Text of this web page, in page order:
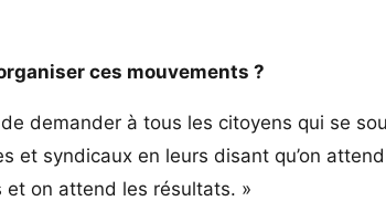
ces mouvements ?
demander à tous les citoyens qui se
syndicaux en leurs disant qu’on attend
on attend les résultats. »